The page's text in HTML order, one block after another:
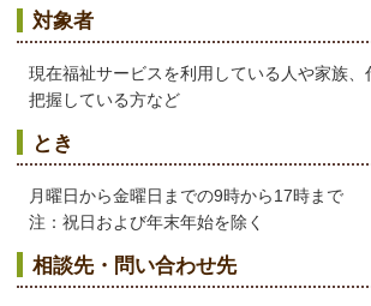
対象者
現在福祉サービスを利用している人や家族、
把握している方など
とき
月曜日から金曜日までの9時から17時まで
注：祝日および年末年始を除く
相談先・問い合わせ先